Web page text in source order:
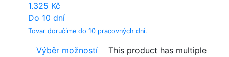
1.325 Kč
Do 10 dní
Tovar doručíme do 10 pracovných dní.
Výběr možností
This product has multiple